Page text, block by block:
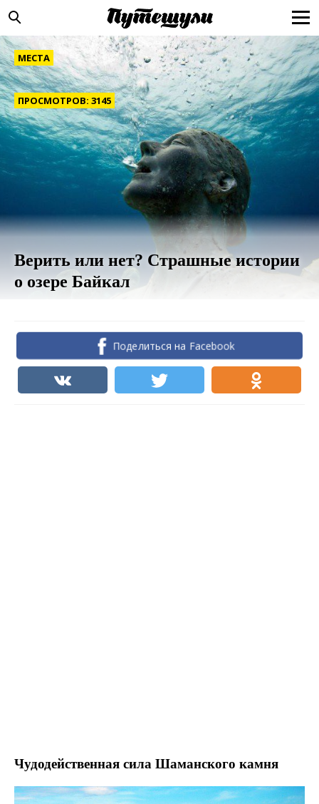
МЕСТА
ПРОСМОТРОВ: 3145
Верить или нет? Страшные истории
о озере Байкал
Поделиться на Facebook
Чудодейственная сила Шаманского камня